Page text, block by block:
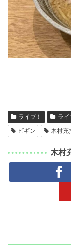
ライブ！ ライ
ビギン
木村充
木村